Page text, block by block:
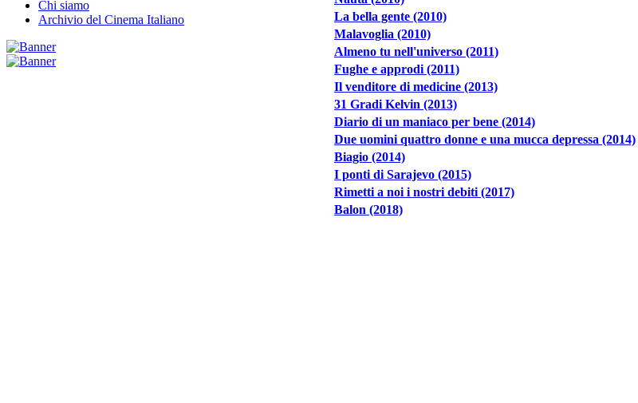
Chi siamo
Archivio del Cinema Italiano
La bella gente (2010)
Malavoglia (2010)
Almeno tu nell'universo (2011)
Fughe e approdi (2011)
Il venditore di medicine (2013)
31 Gradi Kelvin (2013)
Diario di un maniaco per bene (2014)
Due uomini quattro donne e una mucca depressa (2014)
Biagio (2014)
I ponti di Sarajevo (2015)
Rimetti a noi i nostri debiti (2017)
Balon (2018)